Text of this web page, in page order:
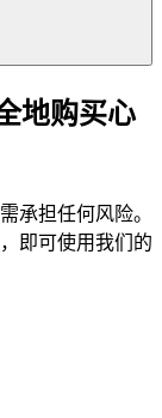
地购买心
承担任何风险。
即可使用我们的